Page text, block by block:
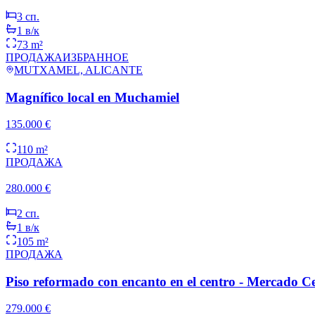
3 сп.
1 в/к
73 m²
ПРОДАЖАИЗБРАННОЕ
MUTXAMEL, ALICANTE
Magnífico local en Muchamiel
135.000 €
110 m²
ПРОДАЖА
280.000 €
2 сп.
1 в/к
105 m²
ПРОДАЖА
Piso reformado con encanto en el centro - Mercado
279.000 €